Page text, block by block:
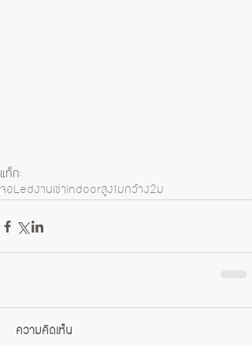
แท็ก:
จอLedงานเช่าindoorสูง1มกว้าง2ม
ความคิดเห็น